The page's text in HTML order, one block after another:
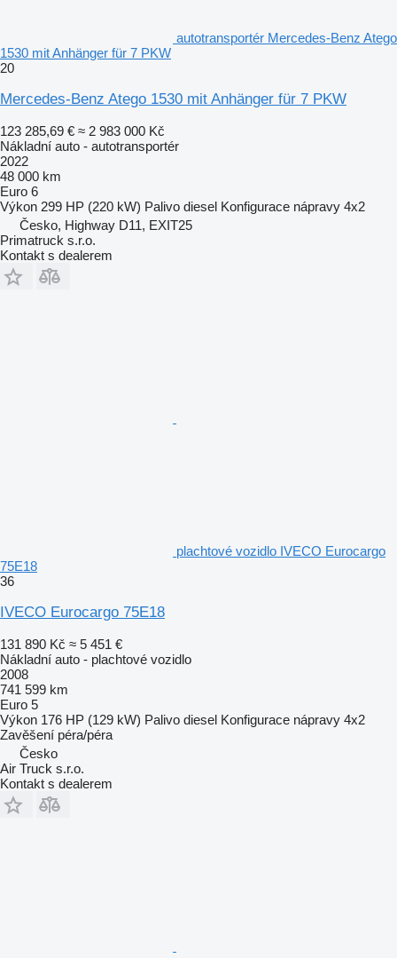
autotransportér Mercedes-Benz Atego
1530 mit Anhänger für 7 PKW
20
Mercedes-Benz Atego 1530 mit Anhänger für 7 PKW
123 285,69 € ≈ 2 983 000 Kč
Nákladní auto - autotransportér
2022
48 000 km
Euro 6
Výkon 299 HP (220 kW) Palivo diesel Konfigurace nápravy 4x2
Česko, Highway D11, EXIT25
Primatruck s.r.o.
Kontakt s dealerem
plachtové vozidlo IVECO Eurocargo
75E18
36
IVECO Eurocargo 75E18
131 890 Kč ≈ 5 451 €
Nákladní auto - plachtové vozidlo
2008
741 599 km
Euro 5
Výkon 176 HP (129 kW) Palivo diesel Konfigurace nápravy 4x2
Zavěšení péra/péra
Česko
Air Truck s.r.o.
Kontakt s dealerem